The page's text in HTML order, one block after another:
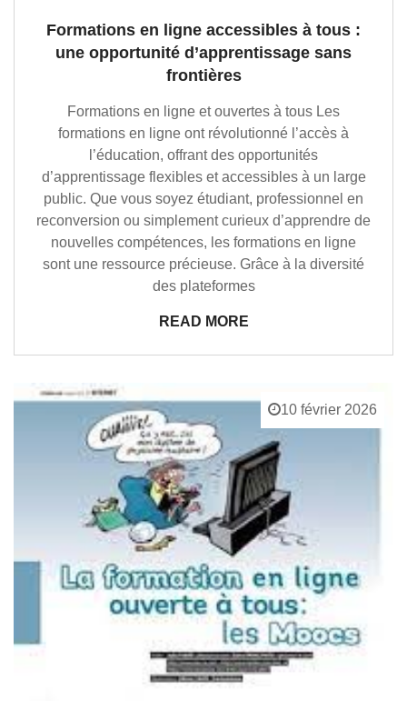
Formations en ligne accessibles à tous :
une opportunité d’apprentissage sans
frontières
Formations en ligne et ouvertes à tous Les
formations en ligne ont révolutionné l’accès à
l’éducation, offrant des opportunités
d’apprentissage flexibles et accessibles à un large
public. Que vous soyez étudiant, professionnel en
reconversion ou simplement curieux d’apprendre de
nouvelles compétences, les formations en ligne
sont une ressource précieuse. Grâce à la diversité
des plateformes
READ MORE
10 février 2026